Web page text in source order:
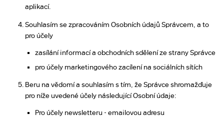
aplikací.
Souhlasím se zpracováním Osobních údajů Správcem, a to
pro účely
zasílání informací a obchodních sdělení ze strany Správce
pro účely marketingového zacílení na sociálních sítích
Beru na vědomí a souhlasím s tím, že Správce shromažďuje
pro níže uvedené účely následující Osobní údaje:
Pro účely newsletteru - emailovou adresu